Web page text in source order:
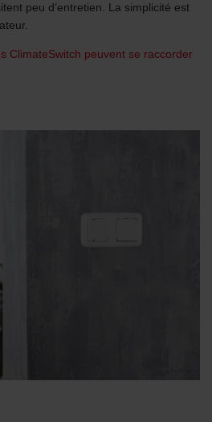
peu d’entretien. La simplicité est
ClimateSwitch peuvent se raccorder